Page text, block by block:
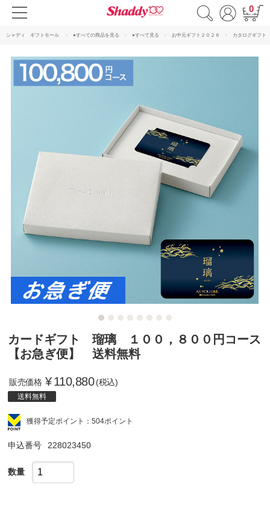
0
シャディ ギフトモール ●すべての商品を見る ●すべて見る お中元ギフト２０２６ カタログギフト
カードギフト 瑠璃 １００，８００円コース
【お急ぎ便】 送料無料
販売価格 ¥110,880 (税込)
送料無料
獲得予定ポイント：504ポイント
申込番号 228023450
数量